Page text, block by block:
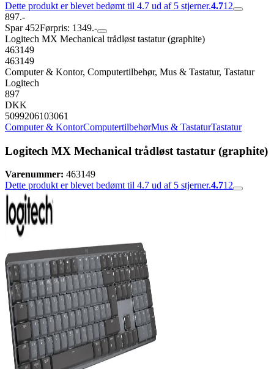
Dette produkt er blevet bedømt til 4.7 ud af 5 stjerner.4.712
897.-
Spar 452Førpris: 1349.-
Logitech MX Mechanical trådløst tastatur (graphite)
463149
463149
Computer & Kontor, Computertilbehør, Mus & Tastatur, Tastatur
Logitech
897
DKK
5099206103061
Computer & KontorComputertilbehørMus & TastaturTastatur
Logitech MX Mechanical trådløst tastatur (graphite)
Varenummer: 463149
Dette produkt er blevet bedømt til 4.7 ud af 5 stjerner.4.712